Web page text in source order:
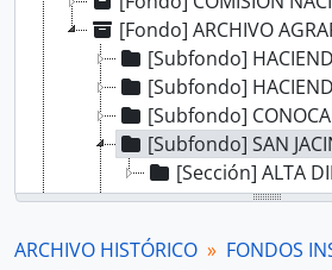
[Fondo] ARCHIVO
[Subfondo]
[Subfondo]
[Subfondo]
[Subfondo] SAN
[Sección] ALTA
[Subfondo] SAN
[Agrupación documental]
ARCHIVO HISTÓRICO
FONDOS